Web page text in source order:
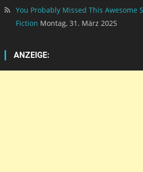
You Probably Missed This Awesome
Fiction Montag, 31. März 2025
ANZEIGE: